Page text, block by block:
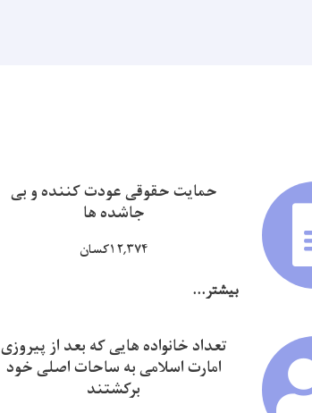
حمایت حقوقی عودت کننده و بی
جاشده ها
۱۲,۳۷۴کسان
بیشتر...
تعداد خانواده هایی که بعد از پیروزی
امارت اسلامی به ساحات اصلی خود
برکشتند